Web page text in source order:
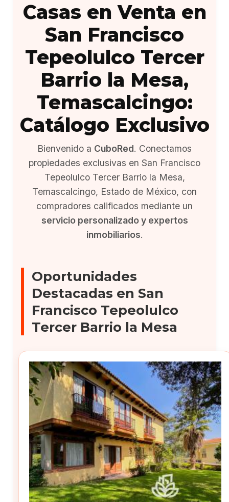
Casas en Venta en
San Francisco
Tepeolulco Tercer
Barrio la Mesa,
Temascalcingo:
Catálogo Exclusivo
Bienvenido a CuboRed. Conectamos
propiedades exclusivas en San Francisco
Tepeolulco Tercer Barrio la Mesa,
Temascalcingo, Estado de México, con
compradores calificados mediante un
servicio personalizado y expertos
inmobiliarios.
Oportunidades
Destacadas en San
Francisco Tepeolulco
Tercer Barrio la Mesa